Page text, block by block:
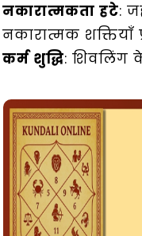
नकारात्मकता हटे:
नकारात्मक शक्तियाँ
कर्म शुद्धि: शिवलिंग